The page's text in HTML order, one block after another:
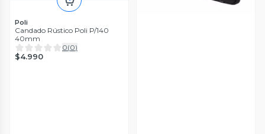
Poli
Candado Rústico Poli P/140
40mm
0(0)
$4.990